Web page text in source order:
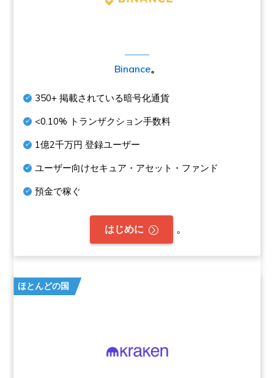
Binance。
350+ 掲載されている暗号化通貨
<0.10% トランザクション手数料
1億2千万円 登録ユーザー
ユーザー向けセキュア・アセット・ファンド
預金で稼ぐ
はじめに 。
ほとんどの国